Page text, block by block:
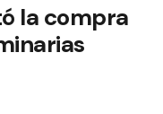
la compra